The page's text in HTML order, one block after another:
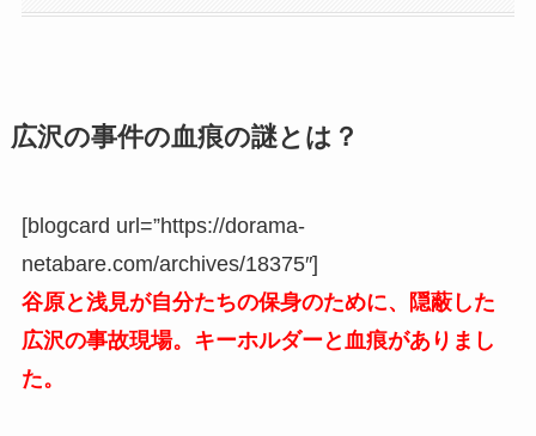
広沢の事件の血痕の謎とは？
[blogcard url=”https://dorama-
netabare.com/archives/18375″]
谷原と浅見が自分たちの保身のために、隠蔽した
広沢の事故現場。キーホルダーと血痕がありまし
た。